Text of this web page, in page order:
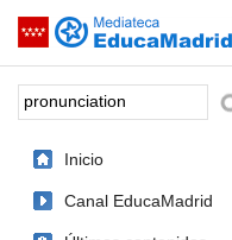
Saltar navegación
Palabra o frase:
Inicio
Canal EducaMadrid